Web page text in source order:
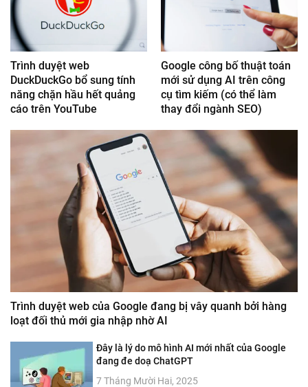
Trình duyệt web
DuckDuckGo bổ sung tính
năng chặn hầu hết quảng
cáo trên YouTube
Google công bố thuật toán
mới sử dụng AI trên công
cụ tìm kiếm (có thể làm
thay đổi ngành SEO)
Trình duyệt web của Google đang bị vây quanh bởi hàng
loạt đối thủ mới gia nhập nhờ AI
Đây là lý do mô hình AI mới nhất của Google
đang đe doạ ChatGPT
7 Tháng Mười Hai, 2025